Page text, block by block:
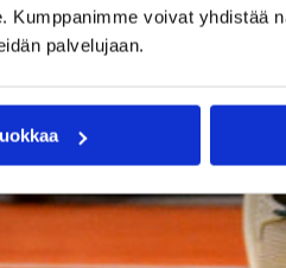
voivat yhdistää
palvelujaan.